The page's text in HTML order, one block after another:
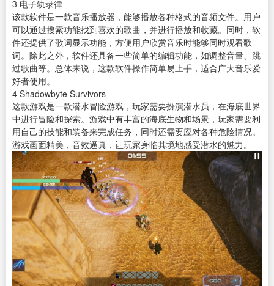
3 电子轨录律
该款软件是一款音乐播放器 ，能够播放各种格式的音频文件。用户
可以通过搜索功能找到喜欢的歌曲，并进行播放和收藏。同时，软
件还提供了歌词显示功能，方便用户欣赏音乐时能够同时观看歌
词。除此之外，软件还具备一些简单的编辑功能，如调整音量、跳
过歌曲等。总体来说，这款软件操作简单易上手，适合广大音乐爱
好者使用。
4 Shadowbyte Survivors
这款游戏是一款潜水冒险游戏，玩家需要扮演潜水员，在海底世界
中进行冒险和探索。游戏中有丰富的海底生物和场景，玩家需要利
用自己的技能和装备来完成任务，同时还需要应对各种危险情况。
游戏画面精美，音效逼真，让玩家身临其境地感受潜水的魅力。